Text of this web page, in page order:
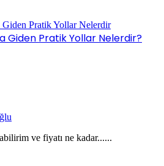
Giden Pratik Yollar Nelerdir?
ve fiyatı ne kadar......